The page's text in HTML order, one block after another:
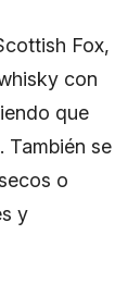
Fox,
con
que
También se
o
y